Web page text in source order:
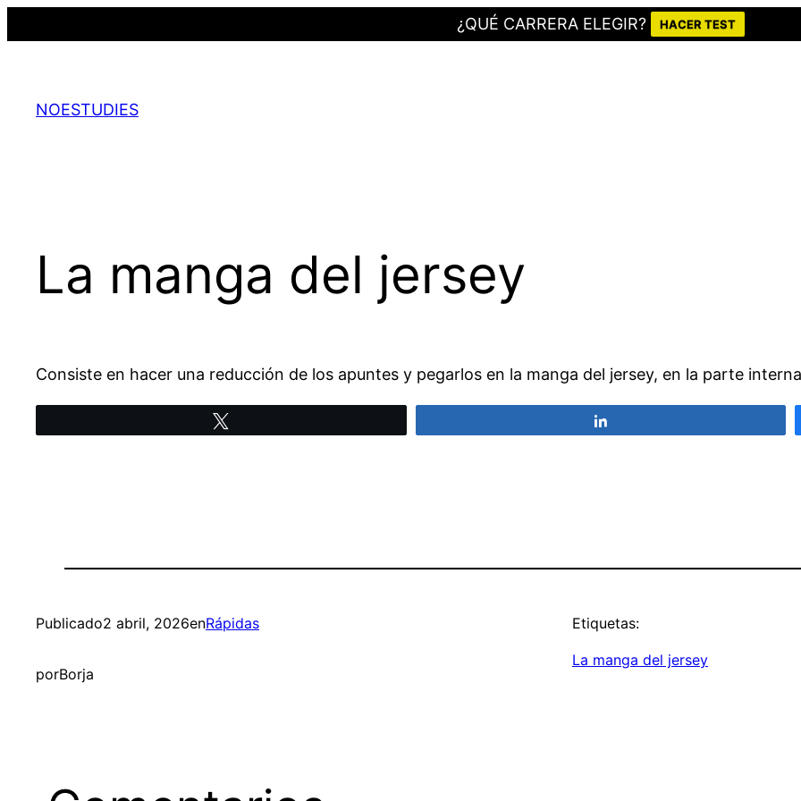
¿QUÉ CARRERA ELEGIR? HACER TEST
contenido
NOESTUDIES
La manga del jersey
Consiste en hacer una reducción de los apuntes y pegarlos en la manga del jersey, en la parte
Publicado2 abril, 2026enRápidas
porBorja
Etiquetas:
La manga del jersey